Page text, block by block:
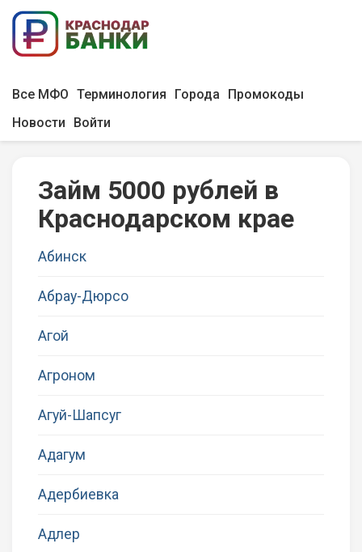
Все МФО Терминология Города
Промокоды
Новости
Войти
Займ 5000 рублей в
Краснодарском крае
Абинск
Абрау-Дюрсо
Агой
Агроном
Агуй-Шапсуг
Адагум
Адербиевка
Адлер